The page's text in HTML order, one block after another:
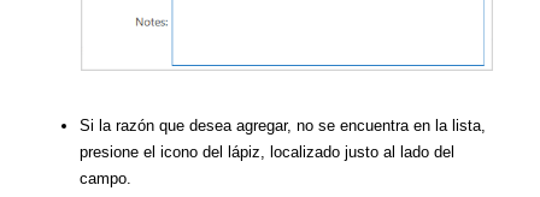
Si la razón que desea agregar, no se encuentra en la lista,
presione el icono del lápiz, localizado justo al lado del
campo.